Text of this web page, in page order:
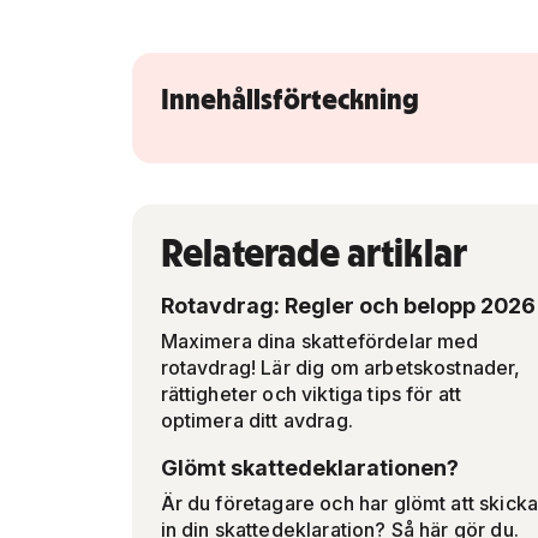
Innehållsförteckning
Relaterade artiklar
Rotavdrag: Regler och belopp 2026
Maximera dina skattefördelar med
rotavdrag! Lär dig om arbetskostnader,
rättigheter och viktiga tips för att
optimera ditt avdrag.
Glömt skattedeklarationen?
Är du företagare och har glömt att skicka
in din skattedeklaration? Så här gör du.